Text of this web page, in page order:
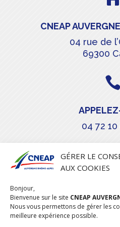
GÉRER LE
AUX COOKIES
Bonjour,
Bienvenue sur le site CNEAP
Nous vous permettons de gérer les
meilleure expérience possible.
CNEAP
04 rue de
69300

04 72